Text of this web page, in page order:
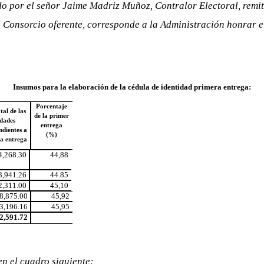
por el señor Jaime Madriz Muñoz, Contralor Electoral,
oferente, corresponde a la Administración
Insumos para la elaboración de la cédula de identidad primera entrega:
de las
a
entrega
Porcentaje
de la primer
entrega
(%)
44,88
44.85
45,10
45,92
45,95
el cuadro siguiente: